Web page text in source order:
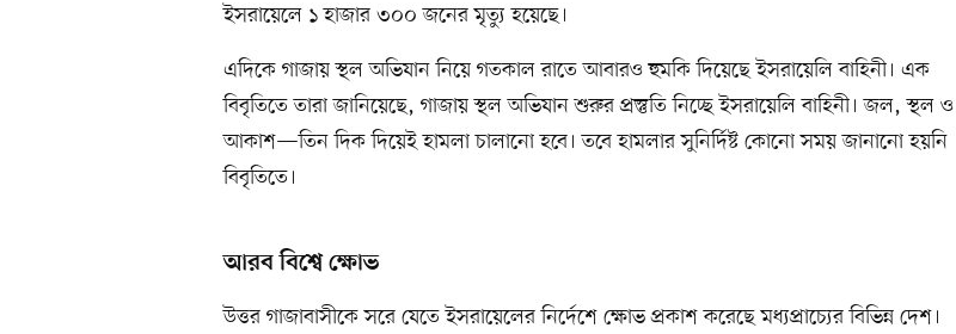
ইসরায়েলে ১ হাজার ৩০০ জনের মৃত্যু হয়েছে।
এদিকে গাজায় স্থল অভিযান নিয়ে গতকাল রাতে আবারও হুমকি দিয়েছে ইসরায়েলি বাহিনী। এক
বিবৃতিতে তারা জানিয়েছে, গাজায় স্থল অভিযান শুরুর প্রস্তুতি নিচ্ছে ইসরায়েলি বাহিনী। জল, স্থল ও
আকাশ—তিন দিক দিয়েই হামলা চালানো হবে। তবে হামলার সুনির্দিষ্ট কোনো সময় জানানো হয়নি
বিবৃতিতে।
আরব বিশ্বে ক্ষোভ
উত্তর গাজাবাসীকে সরে যেতে ইসরায়েলের নির্দেশে ক্ষোভ প্রকাশ করেছে মধ্যপ্রাচ্যের বিভিন্ন দেশ।